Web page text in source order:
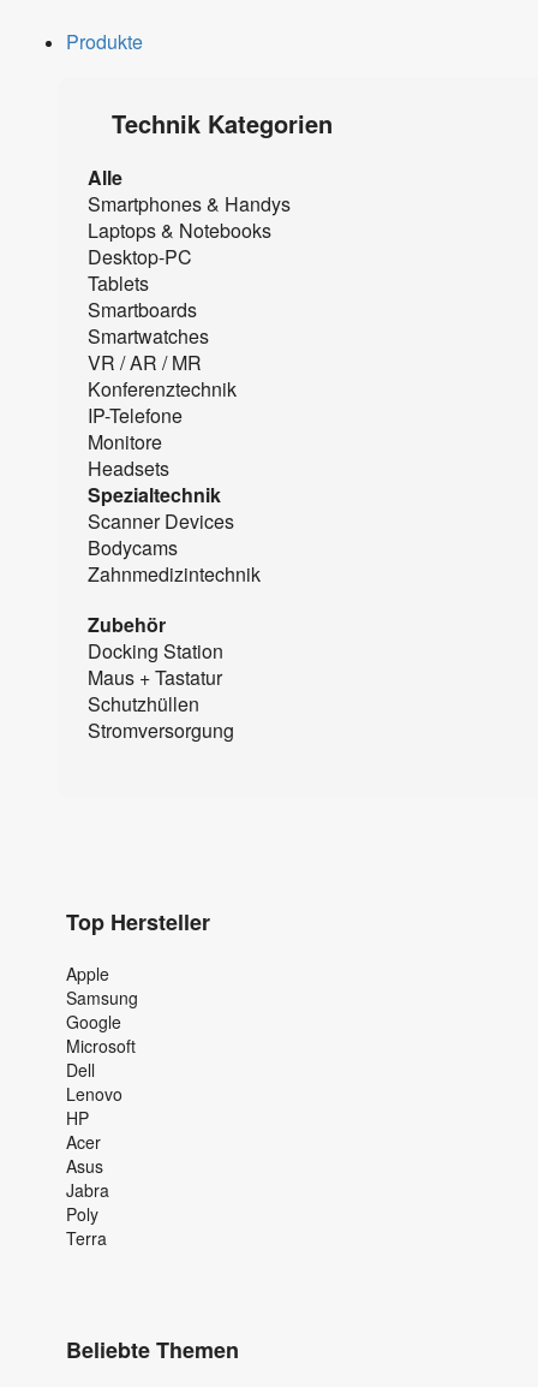
Produkte
Technik Kategorien
Alle
Smartphones & Handys
Laptops & Notebooks
Desktop-PC
Tablets
Smartboards
Smartwatches
VR / AR / MR
Konferenztechnik
IP-Telefone
Monitore
Headsets
Spezialtechnik
Scanner Devices
Bodycams
Zahnmedizintechnik
Zubehör
Docking Station
Maus + Tastatur
Schutzhüllen
Stromversorgung
Top Hersteller
Apple
Samsung
Google
Microsoft
Dell
Lenovo
HP
Acer
Asus
Jabra
Poly
Terra
Beliebte Themen